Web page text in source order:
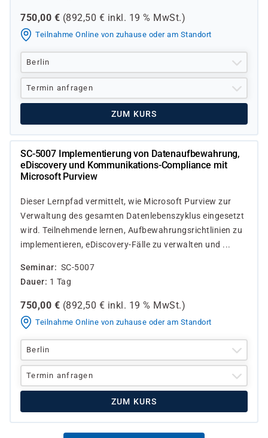
750,00 € (892,50 € inkl. 19 % MwSt.)
Teilnahme Online von zuhause oder am Standort
Berlin
Termin anfragen
ZUM KURS
SC-5007 Implementierung von Datenaufbewahrung,
eDiscovery und Kommunikations-Compliance mit
Microsoft Purview
Dieser Lernpfad vermittelt, wie Microsoft Purview zur
Verwaltung des gesamten Datenlebenszyklus eingesetzt
wird. Teilnehmende lernen, Aufbewahrungsrichtlinien zu
implementieren, eDiscovery-Fälle zu verwalten und ...
Seminar
SC-5007
Dauer
1 Tag
750,00 € (892,50 € inkl. 19 % MwSt.)
Teilnahme Online von zuhause oder am Standort
Berlin
Termin anfragen
ZUM KURS